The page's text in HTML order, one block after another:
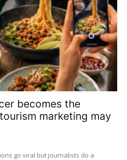
becomes the
marketing may
go viral but journalists do a